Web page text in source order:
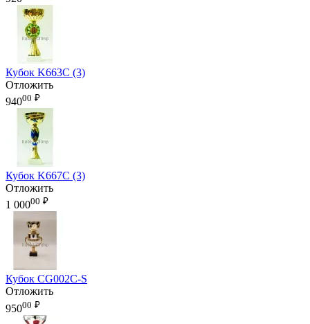
Кубок K663C (3)
Отложить
94000 ₽
Кубок K667C (3)
Отложить
1 00000 ₽
Кубок CG002C-S
Отложить
95000 ₽